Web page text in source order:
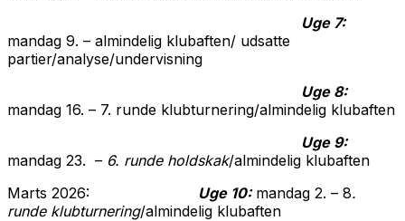
Uge 7:
mandag 9. – almindelig klubaften/ udsatte
partier/analyse/undervisning
Uge 8:
mandag 16. – 7. runde klubturnering/almindelig klubaften
Uge 9:
mandag 23. – 6. runde holdskak/almindelig klubaften
Marts 2026: Uge 10:mandag 2. – 8.
runde klubturnering/almindelig klubaften